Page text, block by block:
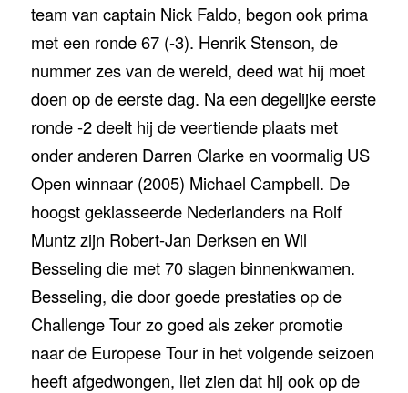
team van captain Nick Faldo, begon ook prima
met een ronde 67 (-3). Henrik Stenson, de
nummer zes van de wereld, deed wat hij moet
doen op de eerste dag. Na een degelijke eerste
ronde -2 deelt hij de veertiende plaats met
onder anderen Darren Clarke en voormalig US
Open winnaar (2005) Michael Campbell. De
hoogst geklasseerde Nederlanders na Rolf
Muntz zijn Robert-Jan Derksen en Wil
Besseling die met 70 slagen binnenkwamen.
Besseling, die door goede prestaties op de
Challenge Tour zo goed als zeker promotie
naar de Europese Tour in het volgende seizoen
heeft afgedwongen, liet zien dat hij ook op de